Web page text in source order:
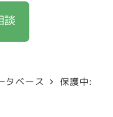
タベース
保護中: